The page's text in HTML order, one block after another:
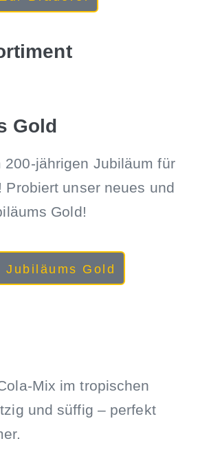
Gold
200-jährigen Jubiläum für
Probiert unser neues und
Gold!
Jubiläums Gold
Mix im tropischen
und süffig – perfekt